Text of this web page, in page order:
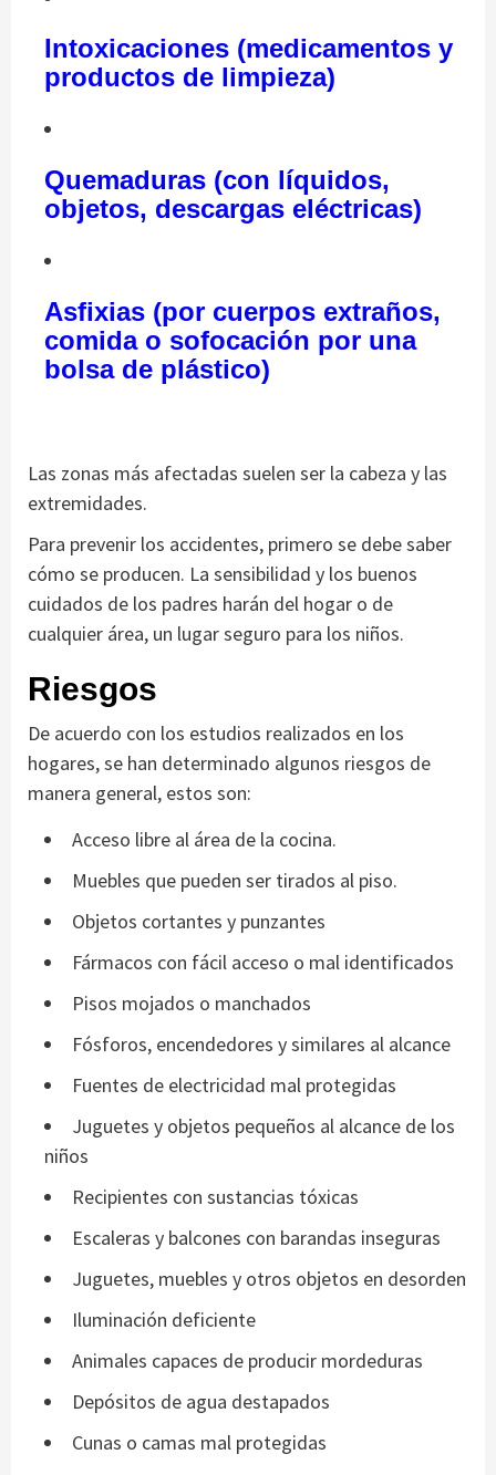
Intoxicaciones (medicamentos y
productos de limpieza)
Quemaduras (con líquidos,
objetos, descargas eléctricas)
Asfixias (por cuerpos extraños,
comida o sofocación por una
bolsa de plástico)
Las zonas más afectadas suelen ser la cabeza y las
extremidades.
Para prevenir los accidentes, primero se debe saber
cómo se producen. La sensibilidad y los buenos
cuidados de los padres harán del hogar o de
cualquier área, un lugar seguro para los niños.
Riesgos
De acuerdo con los estudios realizados en los
hogares, se han determinado algunos riesgos de
manera general, estos son:
Acceso libre al área de la cocina.
Muebles que pueden ser tirados al piso.
Objetos cortantes y punzantes
Fármacos con fácil acceso o mal identificados
Pisos mojados o manchados
Fósforos, encendedores y similares al alcance
Fuentes de electricidad mal protegidas
Juguetes y objetos pequeños al alcance de los
niños
Recipientes con sustancias tóxicas
Escaleras y balcones con barandas inseguras
Juguetes, muebles y otros objetos en desorden
Iluminación deficiente
Animales capaces de producir mordeduras
Depósitos de agua destapados
Cunas o camas mal protegidas